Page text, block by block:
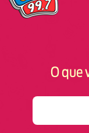
O que